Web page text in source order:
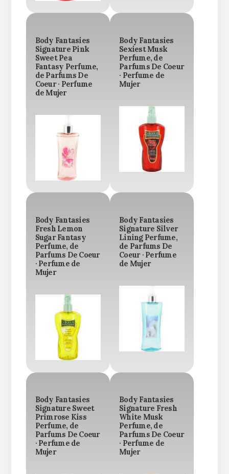
Body Fantasies
Signature Pink
Sweet Pea
Fantasy Perfume,
de Parfums De
Coeur · Perfume
de Mujer
Body Fantasies
Sexiest Musk
Perfume, de
Parfums De Coeur
· Perfume de
Mujer
Body Fantasies
Fresh Lemon
Sugar Fantasy
Perfume, de
Parfums De Coeur
· Perfume de
Mujer
Body Fantasies
Signature Silver
Lining Perfume,
de Parfums De
Coeur · Perfume
de Mujer
Body Fantasies
Signature Sweet
Primrose Kiss
Perfume, de
Parfums De Coeur
· Perfume de
Mujer
Body Fantasies
Signature Fresh
White Musk
Perfume, de
Parfums De Coeur
· Perfume de
Mujer